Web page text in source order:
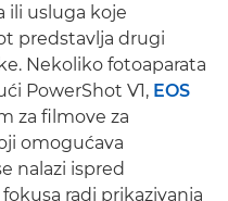
ili usluga koje
predstavlja drugi
Nekoliko fotoaparata
PowerShot V1, EOS
za filmove za
omogućava
nalazi ispred
radi prikazivanja